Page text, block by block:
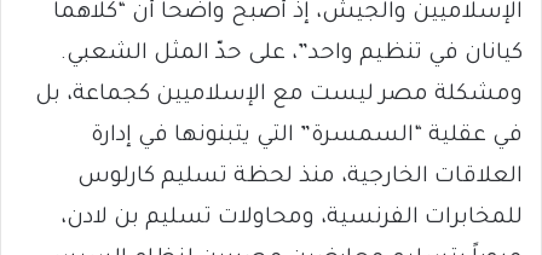
الإسلاميين والجيش، إذ أصبح واضحاً أن “كلاهما
كيانان في تنظيم واحد”، على حدّ المثل الشعبي.
ومشكلة مصر ليست مع الإسلاميين كجماعة، بل
في عقلية “السمسرة” التي يتبنونها في إدارة
العلاقات الخارجية، منذ لحظة تسليم كارلوس
للمخابرات الفرنسية، ومحاولات تسليم بن لادن،